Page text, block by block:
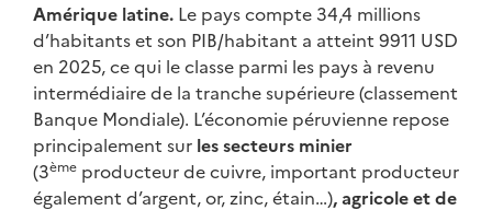
Amérique latine. Le pays compte 34,4 millions
d’habitants et son PIB/habitant a atteint 9911 USD
en 2025, ce qui le classe parmi les pays à revenu
intermédiaire de la tranche supérieure (classement
Banque Mondiale). L’économie péruvienne repose
principalement sur les secteurs minier
(3ème producteur de cuivre, important producteur
également d’argent, or, zinc, étain…), agricole et de